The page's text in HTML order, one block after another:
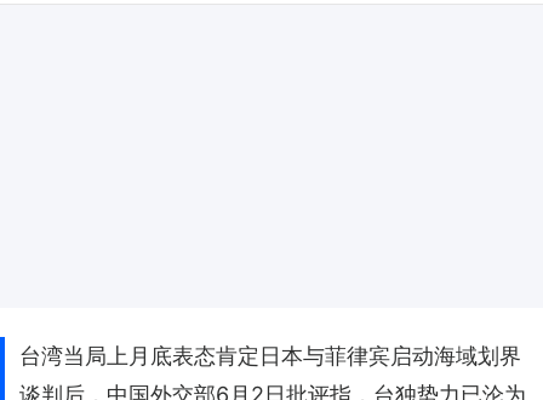
台湾当局上月底表态肯定日本与菲律宾启动海域划界
谈判后，中国外交部6月2日批评指，台独势力已沦为